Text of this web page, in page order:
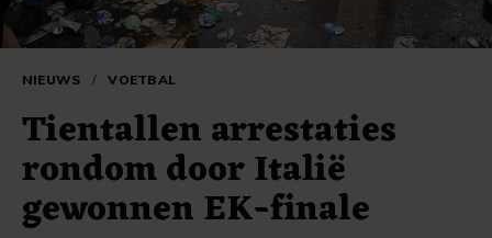
NIEUWS / VOETBAL
Tientallen arrestaties
rondom door Italië
gewonnen EK-finale